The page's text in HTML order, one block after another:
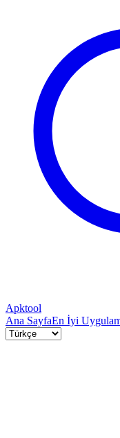
Apktool
Ana SayfaEn İyi